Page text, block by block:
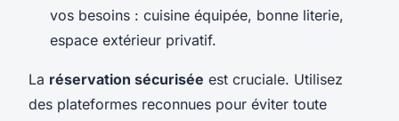
vos besoins : cuisine équipée, bonne literie,
espace extérieur privatif.
La réservation sécurisée est cruciale. Utilisez
des plateformes reconnues pour éviter toute